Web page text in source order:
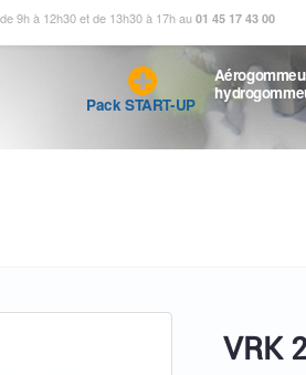
9h à 12h30 et de 13h30 à 17h au 01 45 17 43 00
Pack START-UP
VRK